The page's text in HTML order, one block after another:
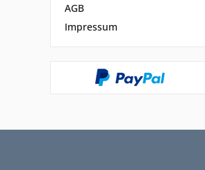
AGB
Impressum